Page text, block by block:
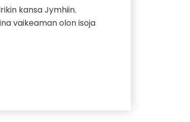
kansa Jymhiin.
vaikeaman olon isoja